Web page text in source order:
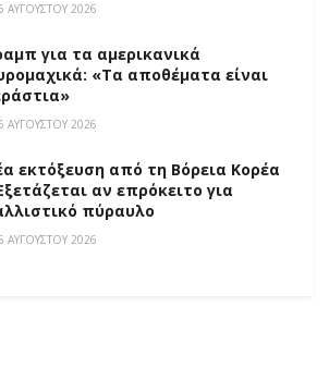
ΑΥΓΟΎΣΤΟΥ 2026
για τα αμερικανικά
«Τα αποθέματα είναι
ΑΥΓΟΎΣΤΟΥ 2026
εκτόξευση από τη Βόρεια Κορέα
αν επρόκειτο για
πύραυλο
ΑΥΓΟΎΣΤΟΥ 2026